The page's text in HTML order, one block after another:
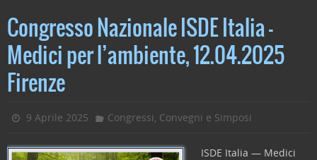
c
e
b
o
o
k
itt
er
k
e
dI
ai
l
n
di
vi
Congresso Nazionale ISDE Italia –
Medici per l’ambiente, 12.04.2025
Firenze
9 Aprile 2025 Congressi, Convegni e Simposi
ISDE Italia — Medici